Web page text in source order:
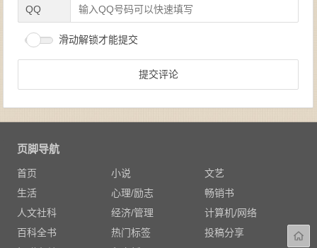
QQ
滑动解锁才能提交
页脚导航
首页 小说
文艺
生活
心理/励志
畅销书
人文社科
经济/管理
计算机/网络
百科全书
热门标签
投稿分享